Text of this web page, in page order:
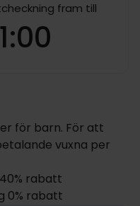
fram till
för barn. För att
vuxna per
rabatt
0% rabatt